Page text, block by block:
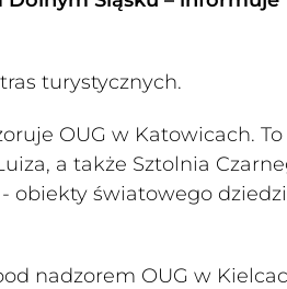
turystycznych.
OUG w Katowicach. To
a także Sztolnia
obiekty światowego
nadzorem OUG w